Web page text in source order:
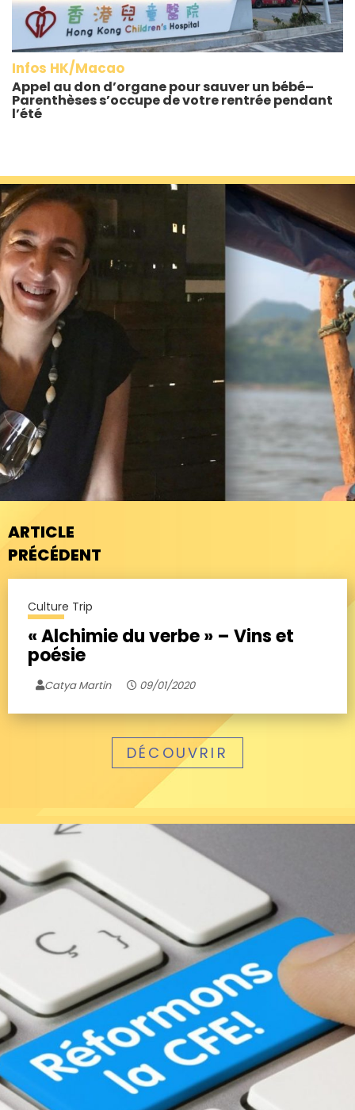
Infos HK/Macao
Appel au don d’organe pour sauver un bébé–
Parenthèses s’occupe de votre rentrée pendant
l’été
ARTICLE
PRÉCÉDENT
Culture Trip
« Alchimie du verbe » – Vins et
poésie
Catya Martin 09/01/2020
DÉCOUVRIR